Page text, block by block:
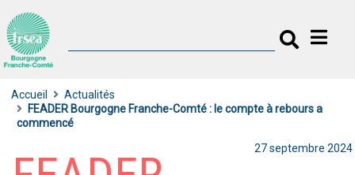
Accueil
Actualités
FEADER Bourgogne Franche-Comté : le compte à rebours a
commencé
27 septembre 2024